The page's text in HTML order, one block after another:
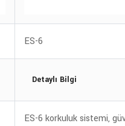
ES-6
Detaylı Bilgi
ES-6 korkuluk sistemi,